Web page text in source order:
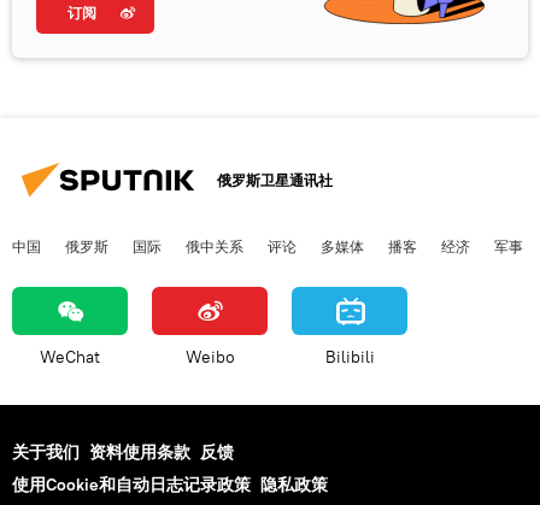
订阅
俄罗斯卫星通讯社
中国 俄罗斯 国际 俄中关系 评论 多媒体 播客 经济 军事
WeChat Weibo Bilibili
关于我们 资料使用条款 反馈
使用Cookie和自动日志记录政策 隐私政策